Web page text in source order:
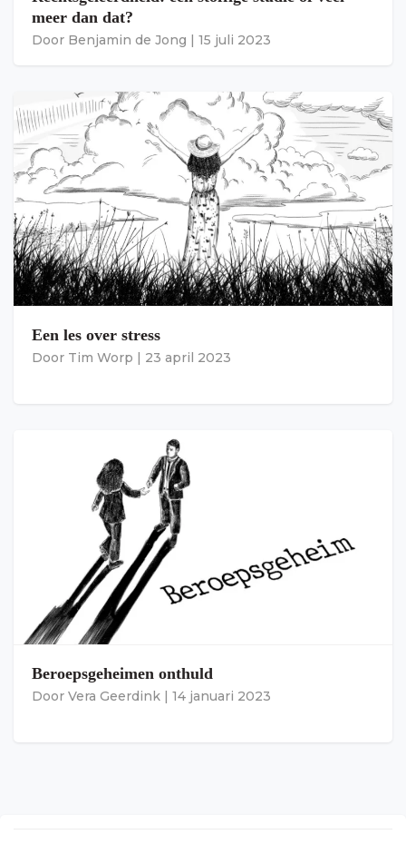
meer dan dat?
Door Benjamin de Jong | 15 juli 2023
Een les over stress
Door Tim Worp | 23 april 2023
Beroepsgeheimen onthuld
Door Vera Geerdink | 14 januari 2023